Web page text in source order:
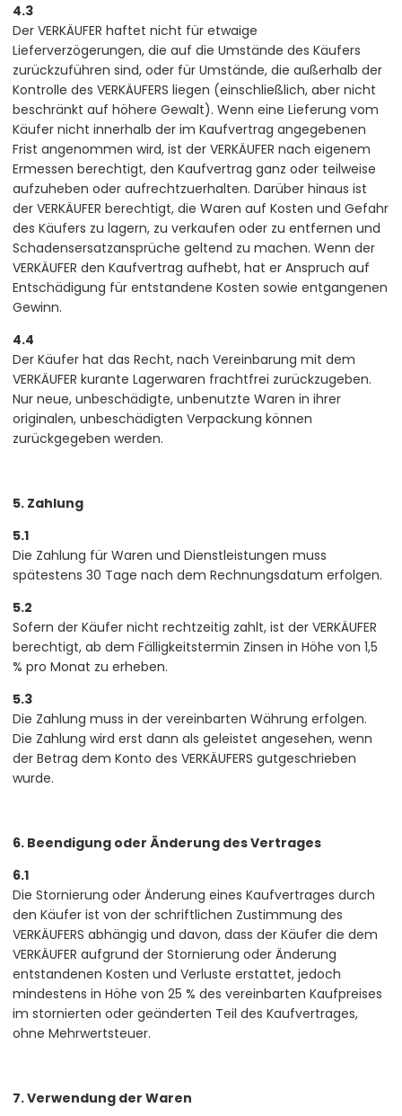
4.3
Der VERKÄUFER haftet nicht für etwaige
Lieferverzögerungen, die auf die Umstände des Käufers
zurückzuführen sind, oder für Umstände, die außerhalb der
Kontrolle des VERKÄUFERS liegen (einschließlich, aber nicht
beschränkt auf höhere Gewalt). Wenn eine Lieferung vom
Käufer nicht innerhalb der im Kaufvertrag angegebenen
Frist angenommen wird, ist der VERKÄUFER nach eigenem
Ermessen berechtigt, den Kaufvertrag ganz oder teilweise
aufzuheben oder aufrechtzuerhalten. Darüber hinaus ist
der VERKÄUFER berechtigt, die Waren auf Kosten und Gefahr
des Käufers zu lagern, zu verkaufen oder zu entfernen und
Schadensersatzansprüche geltend zu machen. Wenn der
VERKÄUFER den Kaufvertrag aufhebt, hat er Anspruch auf
Entschädigung für entstandene Kosten sowie entgangenen
Gewinn.
4.4
Der Käufer hat das Recht, nach Vereinbarung mit dem
VERKÄUFER kurante Lagerwaren frachtfrei zurückzugeben.
Nur neue, unbeschädigte, unbenutzte Waren in ihrer
originalen, unbeschädigten Verpackung können
zurückgegeben werden.
5. Zahlung
5.1
Die Zahlung für Waren und Dienstleistungen muss
spätestens 30 Tage nach dem Rechnungsdatum erfolgen.
5.2
Sofern der Käufer nicht rechtzeitig zahlt, ist der VERKÄUFER
berechtigt, ab dem Fälligkeitstermin Zinsen in Höhe von 1,5
% pro Monat zu erheben.
5.3
Die Zahlung muss in der vereinbarten Währung erfolgen.
Die Zahlung wird erst dann als geleistet angesehen, wenn
der Betrag dem Konto des VERKÄUFERS gutgeschrieben
wurde.
6. Beendigung oder Änderung des Vertrages
6.1
Die Stornierung oder Änderung eines Kaufvertrages durch
den Käufer ist von der schriftlichen Zustimmung des
VERKÄUFERS abhängig und davon, dass der Käufer die dem
VERKÄUFER aufgrund der Stornierung oder Änderung
entstandenen Kosten und Verluste erstattet, jedoch
mindestens in Höhe von 25 % des vereinbarten Kaufpreises
im stornierten oder geänderten Teil des Kaufvertrages,
ohne Mehrwertsteuer.
7. Verwendung der Waren